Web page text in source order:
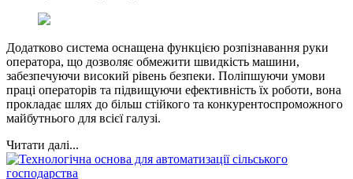
Додатково система оснащена функцією розпізнавання руки
оператора, що дозволяє обмежити швидкість машини,
забезпечуючи високий рівень безпеки. Поліпшуючи умови
праці операторів та підвищуючи ефективність їх роботи, вона
прокладає шлях до більш стійкого та конкурентоспроможного
майбутнього для всієї галузі.
Читати далі...